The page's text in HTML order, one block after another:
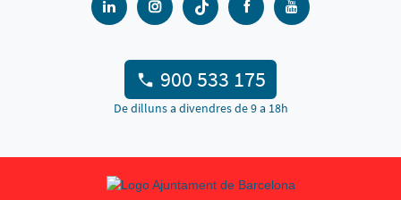
900 533 175
De dilluns a divendres de 9 a 18h